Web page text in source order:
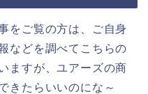
をご覧の方は、ご自身
などを調べてこちらの
ますが、ユアーズの商
きたらいいのにな～